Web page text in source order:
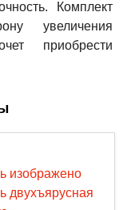
Комплект
увеличения
приобрести